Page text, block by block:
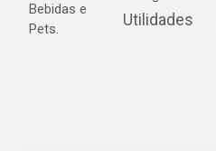
Bebidas e
Pets.
Utilidades